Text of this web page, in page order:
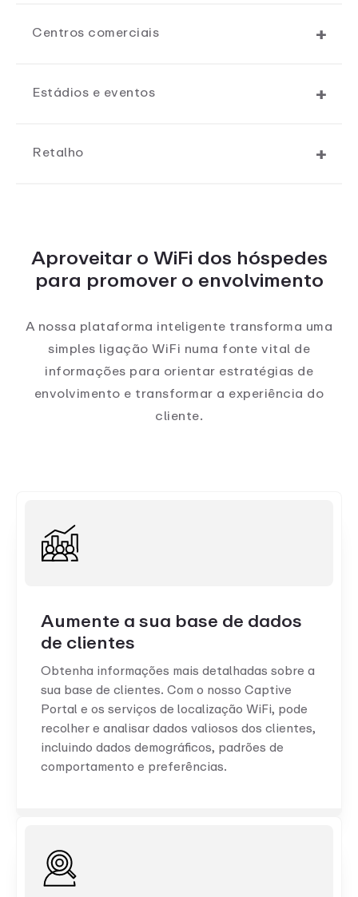
Centros comerciais
Estádios e eventos
Retalho
Aproveitar o WiFi dos hóspedes
para promover o envolvimento
A nossa plataforma inteligente transforma uma
simples ligação WiFi numa fonte vital de
informações para orientar estratégias de
envolvimento e transformar a experiência do
cliente.
Aumente a sua base de dados
de clientes
Obtenha informações mais detalhadas sobre a
sua base de clientes. Com o nosso Captive
Portal e os serviços de localização WiFi, pode
recolher e analisar dados valiosos dos clientes,
incluindo dados demográficos, padrões de
comportamento e preferências.